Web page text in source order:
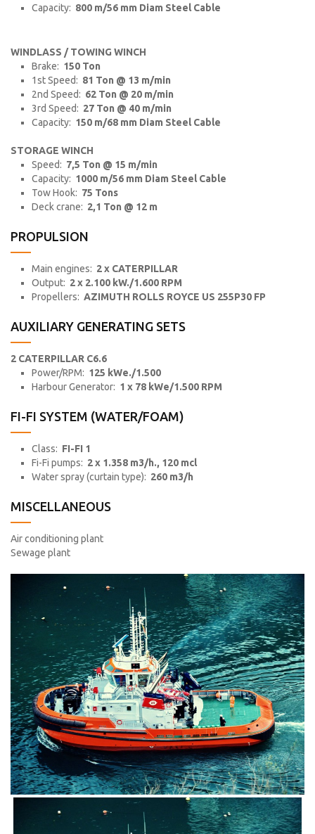
Capacity: 800 m/56 mm Diam Steel Cable
WINDLASS / TOWING WINCH
Brake: 150 Ton
1st Speed: 81 Ton @ 13 m/min
2nd Speed: 62 Ton @ 20 m/min
3rd Speed: 27 Ton @ 40 m/min
Capacity: 150 m/68 mm Diam Steel Cable
STORAGE WINCH
Speed: 7,5 Ton @ 15 m/min
Capacity: 1000 m/56 mm Diam Steel Cable
Tow Hook: 75 Tons
Deck crane: 2,1 Ton @ 12 m
PROPULSION
Main engines: 2 x CATERPILLAR
Output: 2 x 2.100 kW./1.600 RPM
Propellers: AZIMUTH ROLLS ROYCE US 255P30 FP
AUXILIARY GENERATING SETS
2 CATERPILLAR C6.6
Power/RPM: 125 kWe./1.500
Harbour Generator: 1 x 78 kWe/1.500 RPM
FI-FI SYSTEM (WATER/FOAM)
Class: FI-FI 1
Fi-Fi pumps: 2 x 1.358 m3/h., 120 mcl
Water spray (curtain type): 260 m3/h
MISCELLANEOUS
Air conditioning plant
Sewage plant